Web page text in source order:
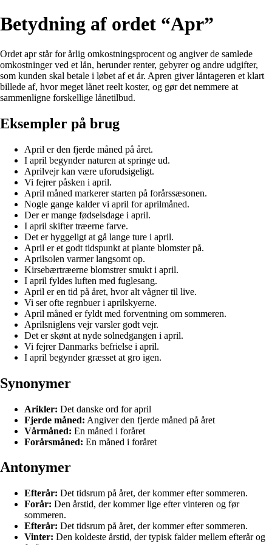
Betydning af ordet “Apr”
Ordet apr står for årlig omkostningsprocent og angiver de samlede
omkostninger ved et lån, herunder renter, gebyrer og andre udgifter,
som kunden skal betale i løbet af et år. Apren giver låntageren et klart
billede af, hvor meget lånet reelt koster, og gør det nemmere at
sammenligne forskellige lånetilbud.
Eksempler på brug
April er den fjerde måned på året.
I april begynder naturen at springe ud.
Aprilvejr kan være uforudsigeligt.
Vi fejrer påsken i april.
April måned markerer starten på forårssæsonen.
Nogle gange kalder vi april for aprilmåned.
Der er mange fødselsdage i april.
I april skifter træerne farve.
Det er hyggeligt at gå lange ture i april.
April er et godt tidspunkt at plante blomster på.
Aprilsolen varmer langsomt op.
Kirsebærtræerne blomstrer smukt i april.
I april fyldes luften med fuglesang.
April er en tid på året, hvor alt vågner til live.
Vi ser ofte regnbuer i aprilskyerne.
April måned er fyldt med forventning om sommeren.
Aprilsniglens vejr varsler godt vejr.
Det er skønt at nyde solnedgangen i april.
Vi fejrer Danmarks befrielse i april.
I april begynder græsset at gro igen.
Synonymer
Arikler: Det danske ord for april
Fjerde måned: Angiver den fjerde måned på året
Vårmåned: En måned i foråret
Forårsmåned: En måned i foråret
Antonymer
Efterår: Det tidsrum på året, der kommer efter sommeren.
Forår: Den årstid, der kommer lige efter vinteren og før
sommeren.
Efterår: Det tidsrum på året, der kommer efter sommeren.
Vinter: Den koldeste årstid, der typisk falder mellem efterår og